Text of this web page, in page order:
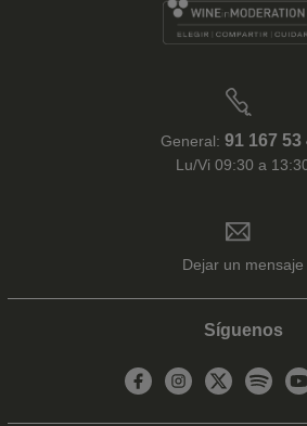
General: 91 167 53
Lu/Vi 09:30 a
Dejar un mensaje
Síguenos